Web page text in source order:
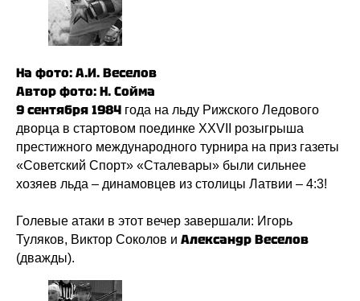
На фото: А.И. Веселов
Автор фото: Н. Сойма
9 сентября 1984 года на льду Рижского Ледового
дворца в стартовом поединке XXVII розыгрыша
престижного международного турнира на приз газеты
«Советский Спорт» «Сталевары» были сильнее
хозяев льда – динамовцев из столицы Латвии – 4:3!
Голевые атаки в этот вечер завершали: Игорь
Туляков, Виктор Соколов и Александр Веселов
(дважды).